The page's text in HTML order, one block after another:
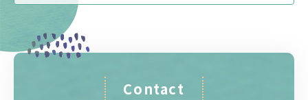
Contact